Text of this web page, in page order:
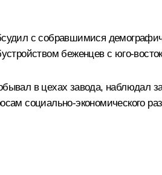
с собравшимися
беженцев с юго-
в цехах завода, наблюдал
социально-экономического